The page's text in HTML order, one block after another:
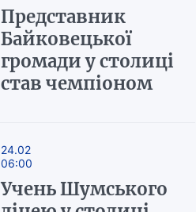
Представник
Байковецької
громади у столиці
став чемпіоном
24.02
06:00
Учень Шумського